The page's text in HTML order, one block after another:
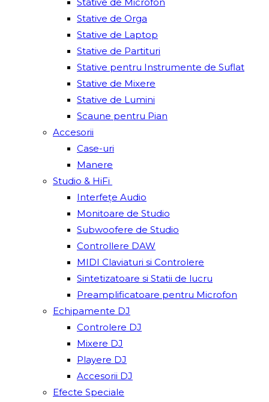
Stative de Orga
Stative de Laptop
Stative de Partituri
Stative pentru Instrumente de Suflat
Stative de Mixere
Stative de Lumini
Scaune pentru Pian
Accesorii
Case-uri
Manere
Studio & HiFi
Interfețe Audio
Monitoare de Studio
Subwoofere de Studio
Controllere DAW
MIDI Claviaturi si Controlere
Sintetizatoare si Statii de lucru
Preamplificatoare pentru Microfon
Echipamente DJ
Controlere DJ
Mixere DJ
Playere DJ
Accesorii DJ
Efecte Speciale